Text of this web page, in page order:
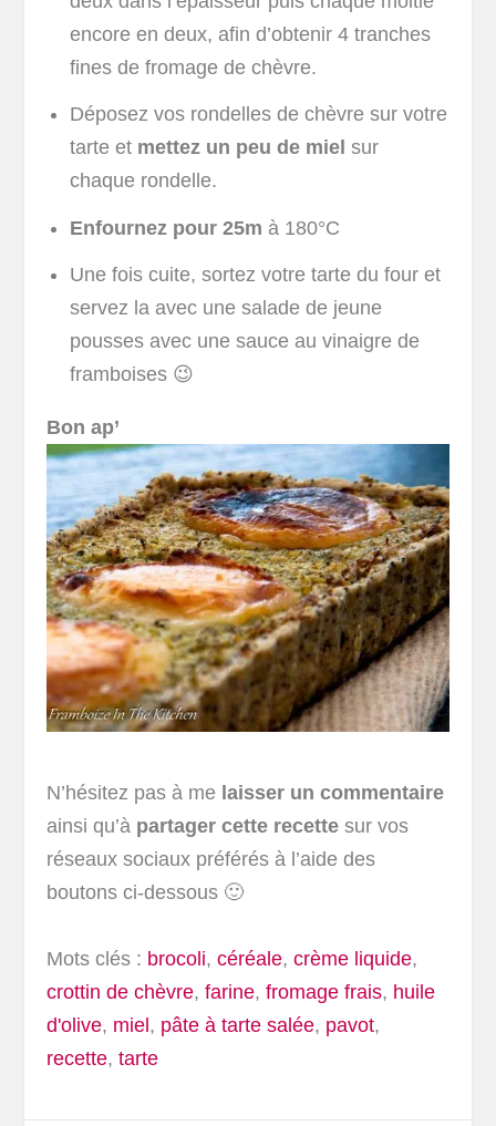
encore en deux, afin d’obtenir 4 tranches
fines de fromage de chèvre.
Déposez vos rondelles de chèvre sur votre
tarte et mettez un peu de miel sur
chaque rondelle.
Enfournez pour 25m à 180°C
Une fois cuite, sortez votre tarte du four et
servez la avec une salade de jeune
pousses avec une sauce au vinaigre de
framboises 😉
Bon ap’
N’hésitez pas à me laisser un commentaire
ainsi qu’à partager cette recette sur vos
réseaux sociaux préférés à l’aide des
boutons ci-dessous 🙂
Mots clés : brocoli,céréale,crème liquide,
crottin de chèvre,farine,fromage frais, huile
d'olive, miel , pâte à tarte salée, pavot,
recette,tarte